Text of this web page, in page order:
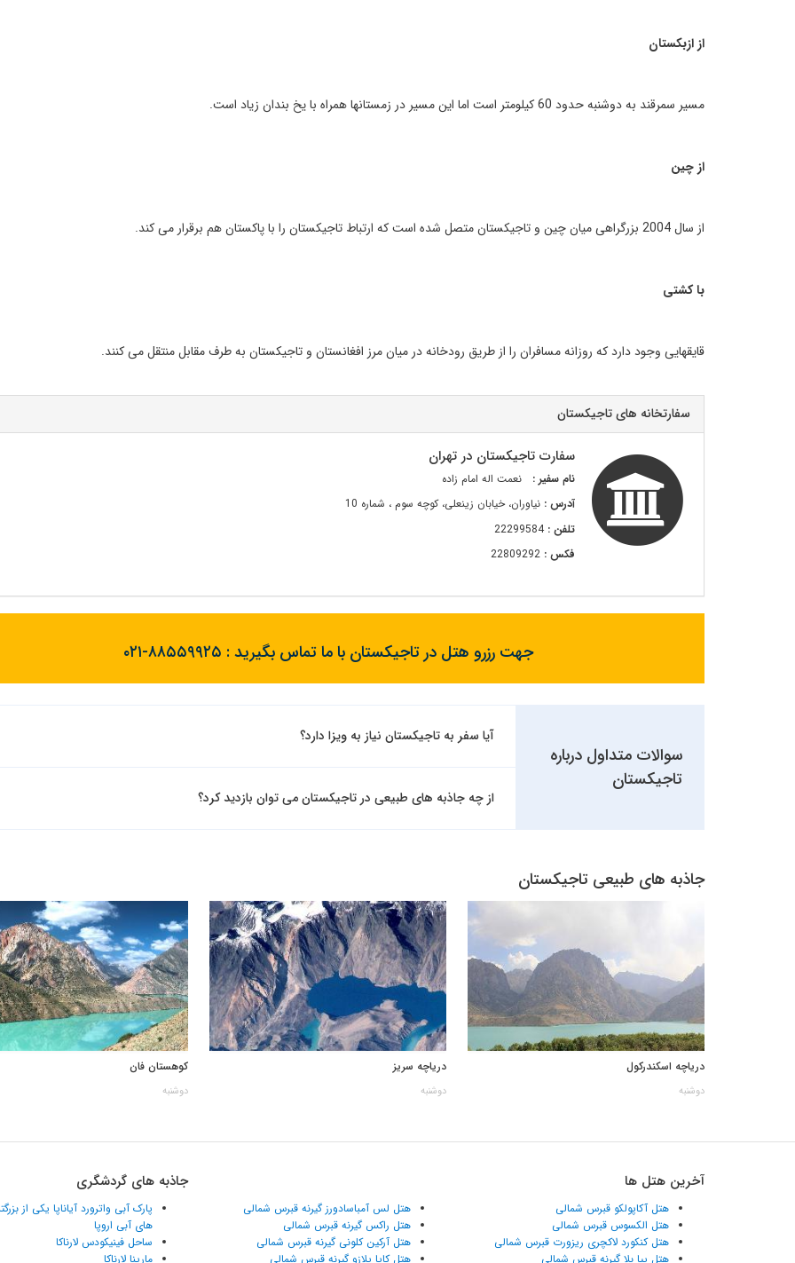
از ازبکستان
مسیر سمرقند به دوشنبه حدود 60 کیلومتر است اما این مسیر در زمستانها همراه با یخ بندان زیاد است.
از چین
از سال 2004 بزرگراهی میان چین و تاجیکستان متصل شده است که ارتباط تاجیکستان را با پاکستان هم برقرار می کند.
با کشتی
قایقهایی وجود دارد که روزانه مسافران را از طریق رودخانه در میان مرز افغانستان و تاجیکستان به طرف مقابل منتقل می کنند.
سفارتخانه های تاجیکستان
سفارت تاجیکستان در تهران
نام سفیر :
نعمت اله امام زاده
آدرس : نیاوران، خیابان زینعلی، کوچه سوم ، شماره 10
تلفن :22299584
فکس : 22809292
جهت رزرو هتل در تاجیکستان با ما تماس بگیرید : ۰۲۱-۸۸۵۵۹۹۲۵
سوالات متداول درباره
تاجیکستان
آیا سفر به تاجیکستان نیاز به ویزا دارد؟
از چه جاذبه های طبیعی در تاجیکستان می توان بازدید کرد؟
جاذبه های طبیعی تاجیکستان
دریاچه اسکندرکول
دوشنبه
دریاچه سریز
دوشنبه
کوهستان فان
دوشنبه
آخرین هتل ها
هتل آکاپولکو قبرس شمالی
هتل الکسوس قبرس شمالی
هتل کنکورد لاکچری ریزورت قبرس شمالی
هتل پیا بلا گیرنه قبرس شمالی
هتل لس آمباسادورز گیرنه قبرس شمالی
هتل راکس گیرنه قبرس شمالی
هتل آرکین کلونی گیرنه قبرس شمالی
هتل کایا پلازو گیرنه قبرس شمالی
جاذبه های گردشگری
پارک آبی واترورد آیاناپا یکی از
های آبی اروپا
ساحل فینیکودس لارناکا
مارینا لارناکا